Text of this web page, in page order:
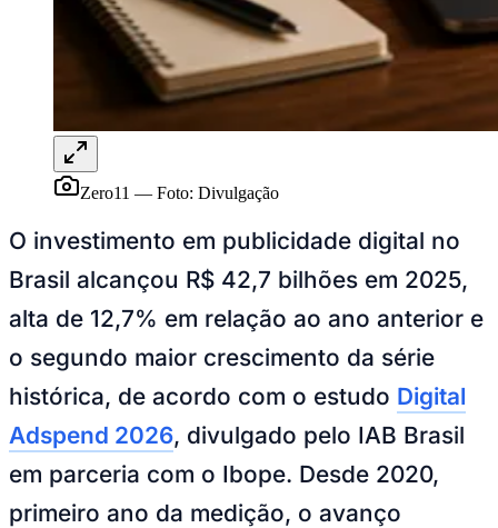
Juventude
Zero11 — Foto: Divulgação
O investimento em publicidade digital no
Brasil alcançou R$ 42,7 bilhões em 2025,
alta de 12,7% em relação ao ano anterior e
o segundo maior crescimento da série
histórica, de acordo com o estudo Digital
Adspend 2026, divulgado pelo IAB Brasil
em parceria com o Ibope. Desde 2020,
primeiro ano da medição, o avanço